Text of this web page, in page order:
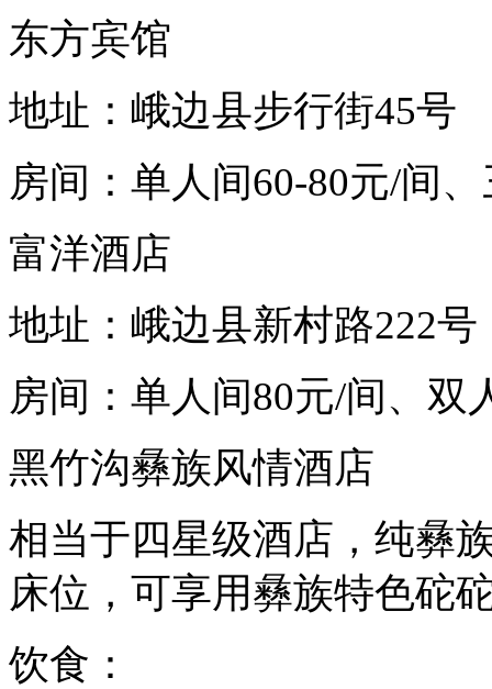
东方宾馆
地址：峨边县步行街45号
房间：单人间60-80元/间
富洋酒店
地址：峨边县新村路222号
房间：单人间80元/间、双
黑竹沟彝族风情酒店
相当于四星级酒店，纯彝
床位，可享用彝族特色砣
饮食：